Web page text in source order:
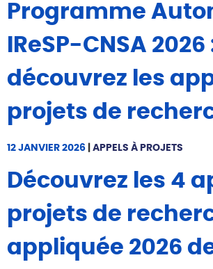
Programme
IReSP-CNSA 2026
découvrez les
projets de
12 JANVIER 2026 APPELS À PROJETS
Découvrez les 4
projets de
appliquée 2026